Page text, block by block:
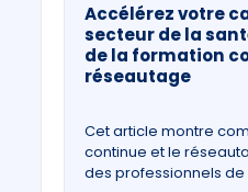
Accélérez votre
secteur de la
de la formation
réseautage
Cet article montre
continue et le
des professionnels